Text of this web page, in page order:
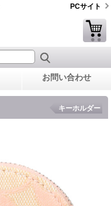
PCサイト
お問い合わせ
キーホルダー